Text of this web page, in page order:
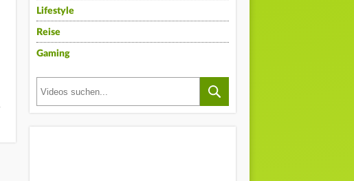
Lifestyle
Reise
Gaming